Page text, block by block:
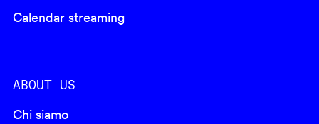
Calendar streaming
ABOUT US
Chi siamo